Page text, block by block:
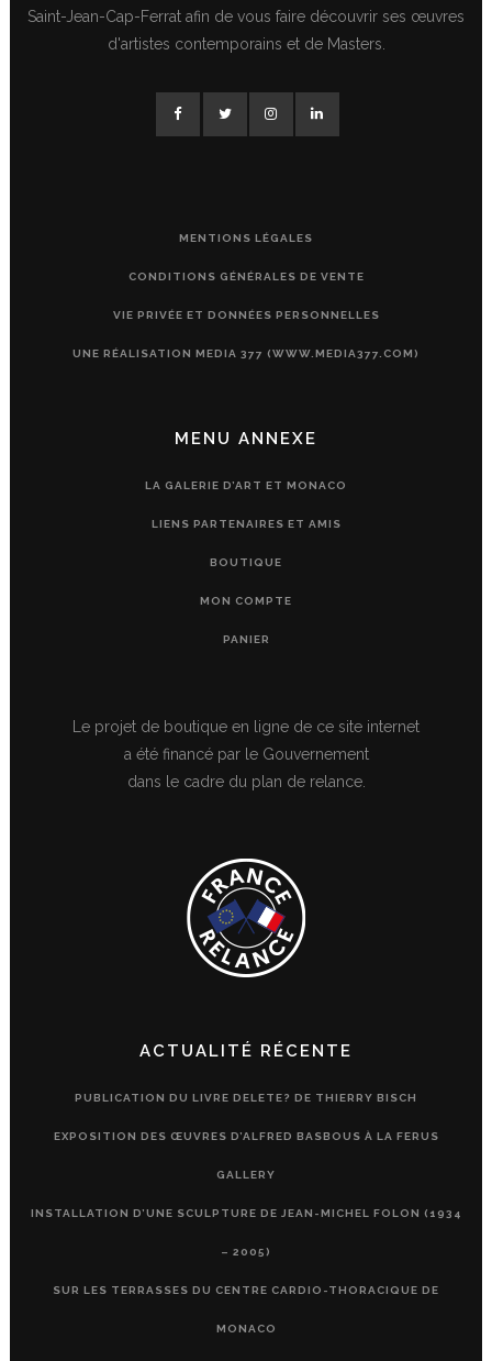
Saint-Jean-Cap-Ferrat afin de vous faire découvrir ses œuvres
d'artistes contemporains et de Masters.
MENTIONS LÉGALES
CONDITIONS GÉNÉRALES DE VENTE
VIE PRIVÉE ET DONNÉES PERSONNELLES
UNE RÉALISATION MEDIA 377 (WWW.MEDIA377.COM)
MENU ANNEXE
LA GALERIE D’ART ET MONACO
LIENS PARTENAIRES ET AMIS
BOUTIQUE
MON COMPTE
PANIER
Le projet de boutique en ligne de ce site internet
a été financé par le Gouvernement
dans le cadre du plan de relance.
ACTUALITÉ RÉCENTE
PUBLICATION DU LIVRE DELETE? DE THIERRY BISCH
EXPOSITION DES ŒUVRES D’ALFRED BASBOUS À LA FERUS
GALLERY
INSTALLATION D’UNE SCULPTURE DE JEAN-MICHEL FOLON (1934
– 2005)
SUR LES TERRASSES DU CENTRE CARDIO-THORACIQUE DE
MONACO